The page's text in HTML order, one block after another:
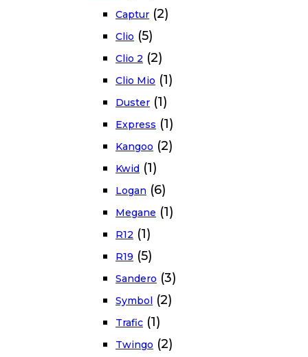
Captur (2)
Clio (5)
Clio 2 (2)
Clio Mio (1)
Duster (1)
Express (1)
Kangoo (2)
Kwid (1)
Logan (6)
Megane (1)
R12 (1)
R19 (5)
Sandero (3)
Symbol (2)
Trafic (1)
Twingo (2)